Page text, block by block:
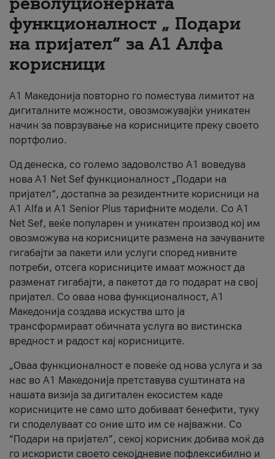
За нас
#ПодобарОнлајн
функционалност „ Подари
на пријател“ за А1 Алфа
корисници
А1 Македонија повторно го поместува лимитот на
дигиталните можности, овозможувајќи уникатен
начин за поврзување на корисниците преку своето
портфолио.
Од денеска, со големо задоволство А1 воведува
нова A1 Net Sef функционалност „Подари на
пријател“, достапна за резидентните корисници на
А1 Alfa и A1 Senior Plus тарифните модели. Со A1
Net Sef, веќе популарен и уникатен производ кој им
овозможува на корисниците размена на зачуваните
гигабајти за пакети или услуги според нивните
потреби, отсега корисниците имаат можност да
разменат гигабајти, а пакетот да го подарат на свој
пријател. Со оваа нова функционалност, А1
Македонија создава искуства што ја
трансформираат обичната услуга во вистинска
вредност и радост кај корисниците.
„Оваа функционалност е повеќе од нова услуга и за
нас во А1 Македонија претставува суштината на
нашата визија за дигитален екосистем каде
корисниците не само што добиваат бенефити, туку
ги споделуваат со оние што им се најважни. Со
“Подари на пријател”, секој корисник добива моќ да
го искористи своето секојдневие пофлексибилно и